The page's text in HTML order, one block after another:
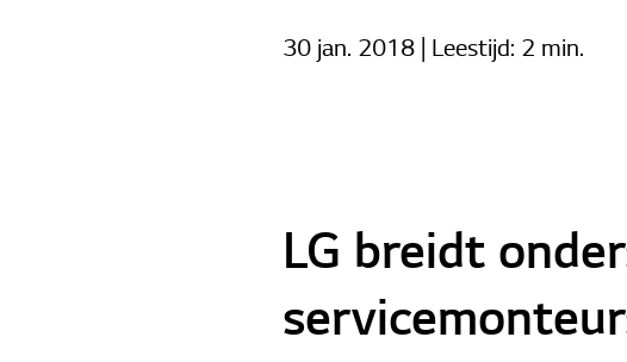
30 jan. 2018 | Leestijd: 2 min.
LG breidt